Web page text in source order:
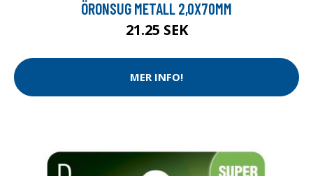
ÖRONSUG METALL 2,0X70MM
21.25 SEK
MER INFO!